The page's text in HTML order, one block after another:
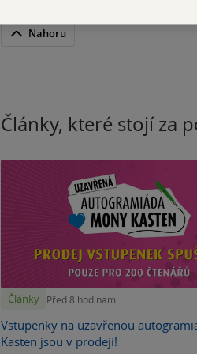
Nahoru
Články, které stojí za
Články Před 8 hodinami
Vstupenky na uzavřenou
Kasten jsou v prodeji!